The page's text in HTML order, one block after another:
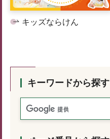
キッズならけん
キーワードから探す